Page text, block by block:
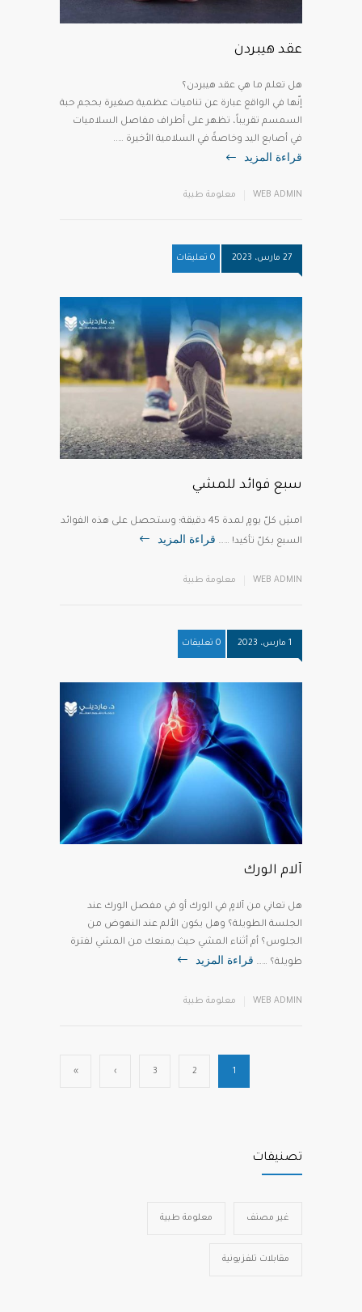
عقد هيبردن
إنّها في الواقع عبارة عن تناميات عظمية صغيرة بحجم حبة
السمسم تقريباً، تظهر على أطراف مفاصل السلاميات
في أصابع اليد وخاصةً في السلامية الأخيرة …..
قراءة المزيد
WEB ADMIN معلومة طبية
27 مارس، 2023 0 تعليقات
سبع فوائد للمشي
‎‏امشِ كلّ يومٍ لمدة 45 دقيقة؛ وستحصل على هذه الفوائد
السبع بكلّ تأكيد! …… قراءة المزيد
WEB ADMIN معلومة طبية
1 مارس، 2023 0 تعليقات
آلام الورك
هل تعاني من آلامٍ في الورك أو في مفصل الورك عند
الجلسة الطويلة؟ وهل يكون الألم عند النهوض من
الجلوس؟ أم أثناء المشي حيث يمنعك من المشي لفترة
طويلة؟ …… قراءة المزيد
WEB ADMIN معلومة طبية
1
2
3
›
»
تصنيفات
غير مصنف معلومة طبية
مقابلات تلفزيونية